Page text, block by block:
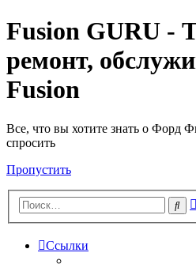
Fusion GURU -
ремонт,
Fusion
Все, что вы хотите знать о Форд
спросить
Пропустить
Ссылки